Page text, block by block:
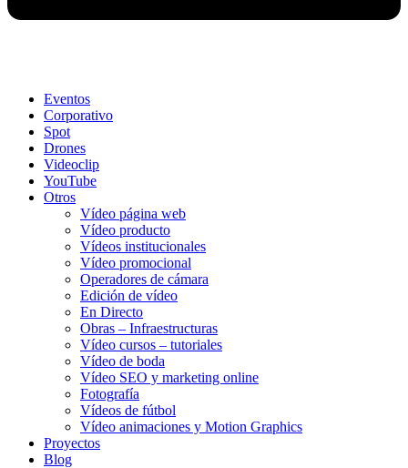
Eventos
Corporativo
Spot
Drones
Videoclip
YouTube
Otros
Vídeo página web
Vídeo producto
Vídeos institucionales
Vídeo promocional
Operadores de cámara
Edición de vídeo
En Directo
Obras – Infraestructuras
Vídeo cursos – tutoriales
Vídeo de boda
Vídeo SEO y marketing online
Fotografía
Vídeos de fútbol
Vídeo animaciones y Motion Graphics
Proyectos
Blog